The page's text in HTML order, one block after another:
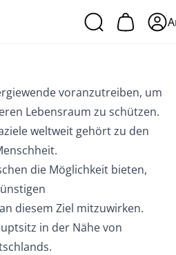
voranzutreiben, um
Lebensraum zu schützen.
weltweit gehört zu den
die Möglichkeit bieten,
diesem Ziel mitzuwirken.
in der Nähe von